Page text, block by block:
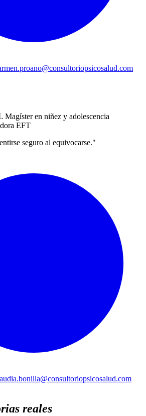
Magíster en niñez y adolescencia
EFT
seguro al equivocarse."
reales